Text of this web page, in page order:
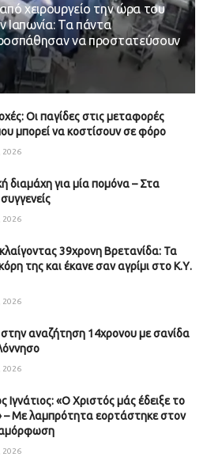
χειρουργείο την ώρα του
Ιαπωνία: Τα πάντα
να προστατεύσουν
Οι παγίδες στις μεταφορές
μπορεί να κοστίσουν σε φόρο
2026
διαμάχη για μία πομόνα – Στα
2026
39χρονη Βρετανίδα: Τα
της και έκανε σαν αγρίμι στο Κ.Υ.
2026
στην αναζήτηση 14χρονου με σανίδα
2026
Ιγνάτιος: «Ο Χριστός μάς έδειξε το
– Με λαμπρότητα εορτάστηκε στον
2026